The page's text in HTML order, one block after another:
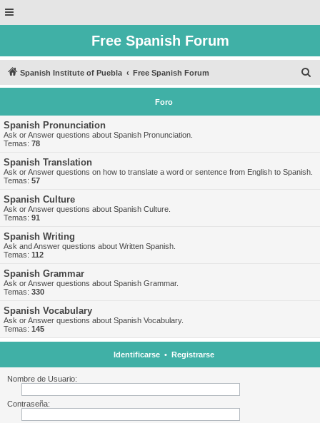
Free Spanish Forum
Spanish Institute of Puebla Free Spanish Forum
u
Foro
Spanish Pronunciation
Ask or Answer questions about Spanish Pronunciation.
Temas: 78
Spanish Translation
Ask or Answer questions on how to translate a word or sentence from English to Spanish.
Temas: 57
Spanish Culture
Ask or Answer questions about Spanish Culture.
Temas: 91
Spanish Writing
Ask and Answer questions about Written Spanish.
Temas: 112
Spanish Grammar
Ask or Answer questions about Spanish Grammar.
Temas: 330
Spanish Vocabulary
Ask or Answer questions about Spanish Vocabulary.
Temas: 145
Identificarse• Registrarse
Nombre de Usuario:
Contraseña: